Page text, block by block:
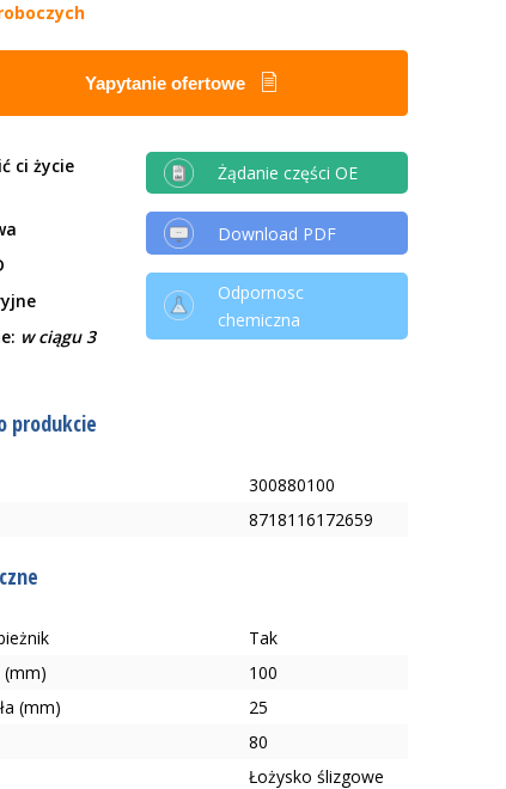
Yapytanie ofertowe
ci życie
w ciągu 3
Żądanie części OE
Download PDF
Odpornosc
chemiczna
produkcie
300880100
8718116172659
Tak
(mm)
100
(mm)
25
80
Łożysko ślizgowe